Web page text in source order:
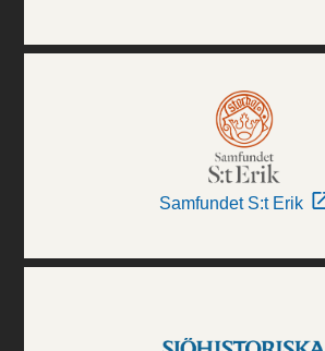
Samfundet S:t Erik